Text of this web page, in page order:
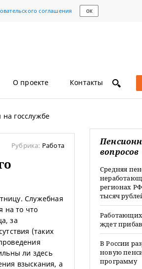
соглашения ОК
О проекте Контакты
госслужбе
Рубрика: Работа
Служебная
на то что
за
(таких
ли здесь
взыскания, а
вопросов
Средняя
регионах
тысяч
ждет
В России
новую
программу